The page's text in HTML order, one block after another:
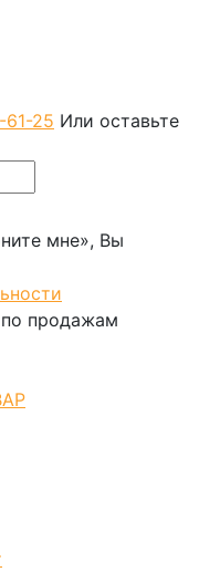
61-25 Или оставьте
мне», Вы
продажам